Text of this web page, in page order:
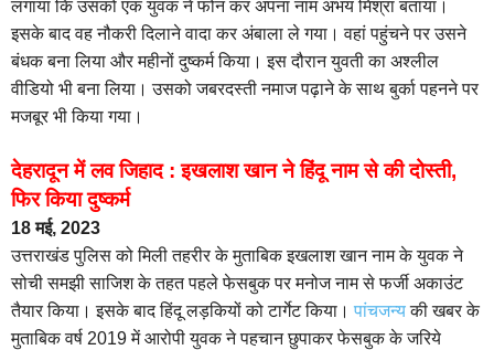
लगाया कि उसको एक युवक ने फोन कर अपना नाम अभय मिश्रा बताया।
इसके बाद वह नौकरी दिलाने वादा कर अंबाला ले गया। वहां पहुंचने पर उसने
बंधक बना लिया और महीनों दुष्कर्म किया। इस दौरान युवती का अश्लील
वीडियो भी बना लिया। उसको जबरदस्ती नमाज पढ़ाने के साथ बुर्का पहनने पर
मजबूर भी किया गया।
देहरादून में लव जिहाद : इखलाश खान ने हिंदू नाम से की दोस्ती,
फिर किया दुष्कर्म
18 मई, 2023
उत्तराखंड पुलिस को मिली तहरीर के मुताबिक इखलाश खान नाम के युवक ने
सोची समझी साजिश के तहत पहले फेसबुक पर मनोज नाम से फर्जी अकाउंट
तैयार किया। इसके बाद हिंदू लड़कियों को टार्गेट किया। पांचजन्यकी खबर के
मुताबिक वर्ष 2019 में आरोपी युवक ने पहचान छुपाकर फेसबुक के जरिये